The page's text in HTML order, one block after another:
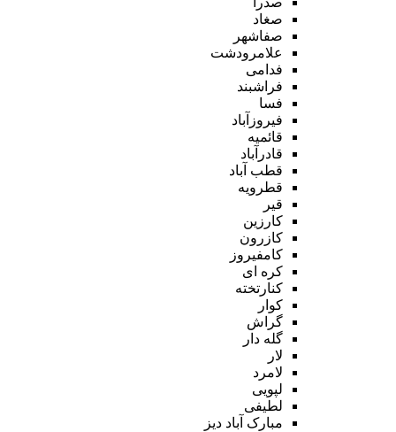
صغاد
صفاشهر
علامرودشت
فدامی
فراشبند
فسا
فیروزآباد
قائمیه
قادرآباد
قطب آباد
قطرویه
قیر
کارزین
کازرون
کامفیروز
کره ای
کنارتخته
کوار
گراش
گله دار
لار
لامرد
لپویی
لطیفی
مبارک آباد دیز